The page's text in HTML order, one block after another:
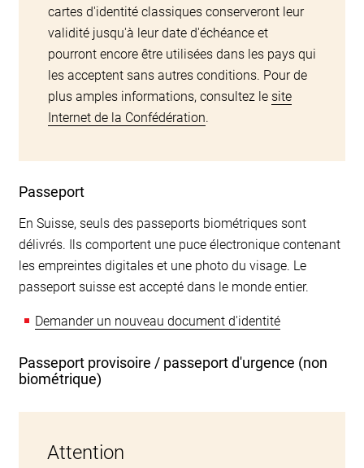
cartes d'identité classiques conserveront leur
validité jusqu'à leur date d'échéance et
pourront encore être utilisées dans les pays qui
les acceptent sans autres conditions. Pour de
plus amples informations, consultez le site
Internet de la Confédération.
Passeport
En Suisse, seuls des passeports biométriques sont
délivrés. Ils comportent une puce électronique contenant
les empreintes digitales et une photo du visage. Le
passeport suisse est accepté dans le monde entier.
Demander un nouveau document d'identité
Passeport provisoire / passeport d'urgence (non
biométrique)
Attention